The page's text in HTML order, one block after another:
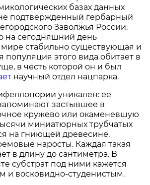
базах данных
подтвержденный гербарный
Заволжья России.
на сегодняшний день
стабильно существующая и
популяция этого вида обитает в
в честь которой он и был
научный отдел нацпарка.
уникален: ее
застывшее в
кружево или окаменевшую
миниатюрных трубчатых
на гниющей древесине,
наросты. Каждая такая
в длину до сантиметра. В
субстрат под ними кажется
и восковидно-студенистым.